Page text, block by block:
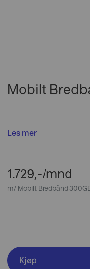
Mobilt
Les mer
1.729,-/mnd
m/ Mobilt Bredbånd
Kjøp